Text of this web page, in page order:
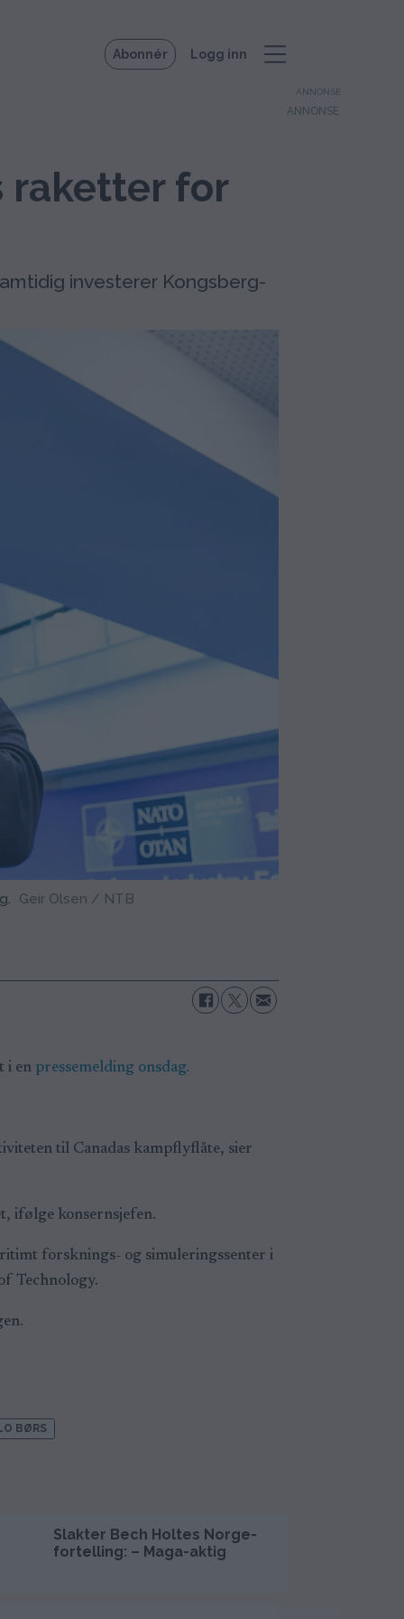
Abonnér Logg inn
raketter for
investerer Kongsberg-
Geir Olsen / NTB
i en pressemelding onsdag.
til Canadas kampflyflåte, sier
ifølge konsernsjefen.
forsknings- og simuleringssenter i
Technology.
BØRS
Slakter Bech Holtes Norge-
fortelling: – Maga-aktig
ANNONSE